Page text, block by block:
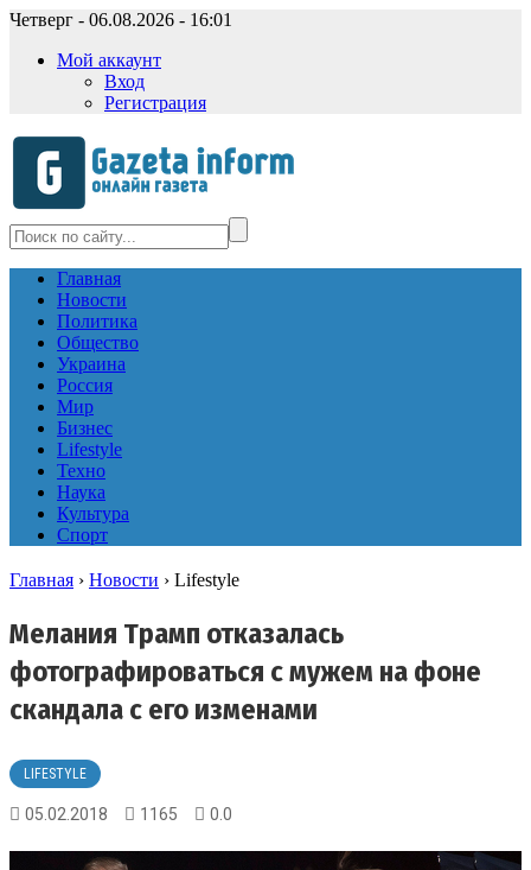
Четверг - 06.08.2026 - 16:01
Мой аккаунт
Вход
Регистрация
Главная
Новости
Политика
Общество
Украина
Россия
Мир
Бизнес
Lifestyle
Техно
Наука
Культура
Спорт
Главная › Новости › Lifestyle
Мелания Трамп отказалась
фотографироваться с мужем на фоне
скандала с его изменами
LIFESTYLE
05.02.2018 1165 0.0